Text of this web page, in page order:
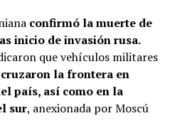
confirmó la muerte de
inicio de invasión rusa.
que vehículos militares
cruzaron la frontera en
país, así como en la
sur, anexionada por Moscú